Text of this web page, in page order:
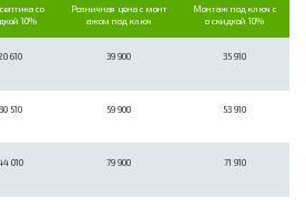
со
10%
Розничная цена с монт
ажом под ключ
Монтаж под ключ с
о скидкой 10%
610 39 900 35 910
30 510 59 900 53 910
010 79 900 71 910